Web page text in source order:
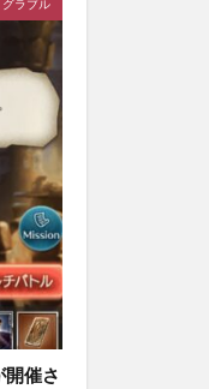
グラブル
開催さ